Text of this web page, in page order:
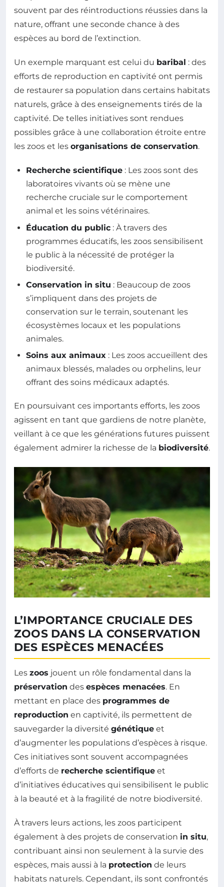
souvent par des réintroductions réussies dans la
nature, offrant une seconde chance à des
espèces au bord de l’extinction.
Un exemple marquant est celui du baribal : des
efforts de reproduction en captivité ont permis
de restaurer sa population dans certains habitats
naturels, grâce à des enseignements tirés de la
captivité. De telles initiatives sont rendues
possibles grâce à une collaboration étroite entre
les zoos et les organisations de conservation.
Recherche scientifique : Les zoos sont des
laboratoires vivants où se mène une
recherche cruciale sur le comportement
animal et les soins vétérinaires.
Éducation du public : À travers des
programmes éducatifs, les zoos sensibilisent
le public à la nécessité de protéger la
biodiversité.
Conservation in situ : Beaucoup de zoos
s’impliquent dans des projets de
conservation sur le terrain, soutenant les
écosystèmes locaux et les populations
animales.
Soins aux animaux : Les zoos accueillent des
animaux blessés, malades ou orphelins, leur
offrant des soins médicaux adaptés.
En poursuivant ces importants efforts, les zoos
agissent en tant que gardiens de notre planète,
veillant à ce que les générations futures puissent
également admirer la richesse de la biodiversité.
L’IMPORTANCE CRUCIALE DES
ZOOS DANS LA CONSERVATION
DES ESPÈCES MENACÉES
Les zoos jouent un rôle fondamental dans la
préservation des espèces menacées. En
mettant en place des programmes de
reproduction en captivité, ils permettent de
sauvegarder la diversité génétique et
d’augmenter les populations d’espèces à risque.
Ces initiatives sont souvent accompagnées
d’efforts de recherche scientifique et
d’initiatives éducatives qui sensibilisent le public
à la beauté et à la fragilité de notre biodiversité.
À travers leurs actions, les zoos participent
également à des projets de conservation in situ,
contribuant ainsi non seulement à la survie des
espèces, mais aussi à la protection de leurs
habitats naturels. Cependant, ils sont confrontés